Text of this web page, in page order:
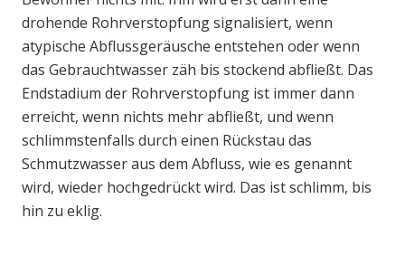
drohende Rohrverstopfung signalisiert, wenn
atypische Abflussgeräusche entstehen oder wenn
das Gebrauchtwasser zäh bis stockend abfließt. Das
Endstadium der Rohrverstopfung ist immer dann
erreicht, wenn nichts mehr abfließt, und wenn
schlimmstenfalls durch einen Rückstau das
Schmutzwasser aus dem Abfluss, wie es genannt
wird, wieder hochgedrückt wird. Das ist schlimm, bis
hin zu eklig.